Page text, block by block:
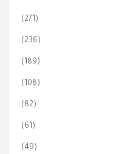
(271)
(236)
(189)
(108)
(82)
(61)
(49)